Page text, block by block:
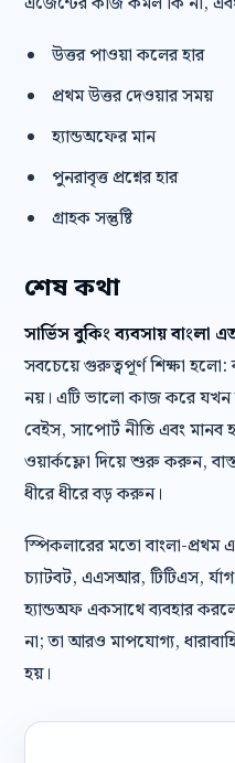
উত্তর পাওয়া কলের হার
প্রথম উত্তর দেওয়ার সময়
হ্যান্ডঅফের মান
পুনরাবৃত্ত প্রশ্নের হার
গ্রাহক সন্তুষ্টি
শেষ কথা
সার্ভিস বুকিং ব্যবসায়
সবচেয়ে গুরুত্বপূর্ণ শিক্ষা
নয়। এটি ভালো কাজ করে যখন
বেইস, সাপোর্ট নীতি এবং
ওয়ার্কফ্লো দিয়ে শুরু করুন,
ধীরে ধীরে বড় করুন।
স্পিকলারের মতো বাংলা-
চ্যাটবট, এএসআর, টিটিএস,
হ্যান্ডঅফ একসাথে ব্যবহার
না; তা আরও মাপযোগ্য,
হয়।